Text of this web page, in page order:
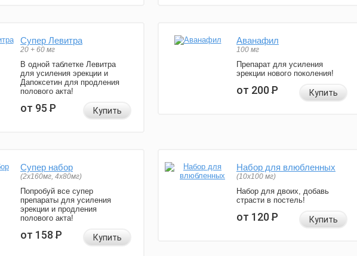
Супер Левитра
20 + 60 мг
В одной таблетке Левитра
для усиления эрекции и
Дапоксетин для продления
полового акта!
от 95Р Купить
Аванафил
100 мг
Препарат для усиления
эрекции нового поколения!
от 200Р Купить
Супер набор
(2х160мг, 4х80мг)
Попробуй все супер
препараты для усиления
эрекции и продления
полового акта!
от 158Р Купить
Набор для влюбленных
(10х100 мг)
Набор для двоих, добавь
страсти в постель!
от 120Р Купить